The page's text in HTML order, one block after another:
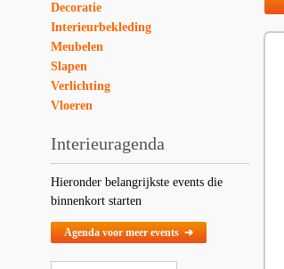
Decoratie
Interieurbekleding
Meubelen
Slapen
Verlichting
Vloeren
Interieuragenda
Hieronder belangrijkste events die
binnenkort starten
Agenda voor meer events ➔